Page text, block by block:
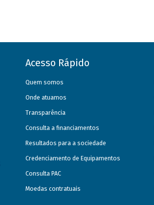
Acesso Rápido
Quem somos
Onde atuamos
Transparência
Consulta a financiamentos
Resultados para a sociedade
Credenciamento de Equipamentos
Consulta PAC
Moedas contratuais